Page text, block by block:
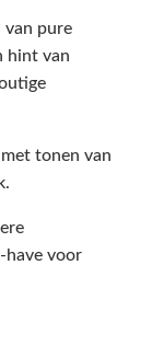
van pure
hint van
tonen van
have voor